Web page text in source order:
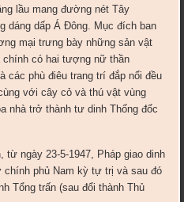
lầu mang đường nét Tây
dáng dấp Á Đông. Mục đích ban
mại trưng bày những sản vật
có hai tượng nữ thần
các phù điêu trang trí đắp nổi đều
với cây cỏ và thú vật vùng
nhà trở thành tư dinh Thống đốc
23-5-1947, Pháp giao dinh
chính phủ Nam kỳ tự trị và sau đó
Tổng trấn (sau đổi thành Thủ